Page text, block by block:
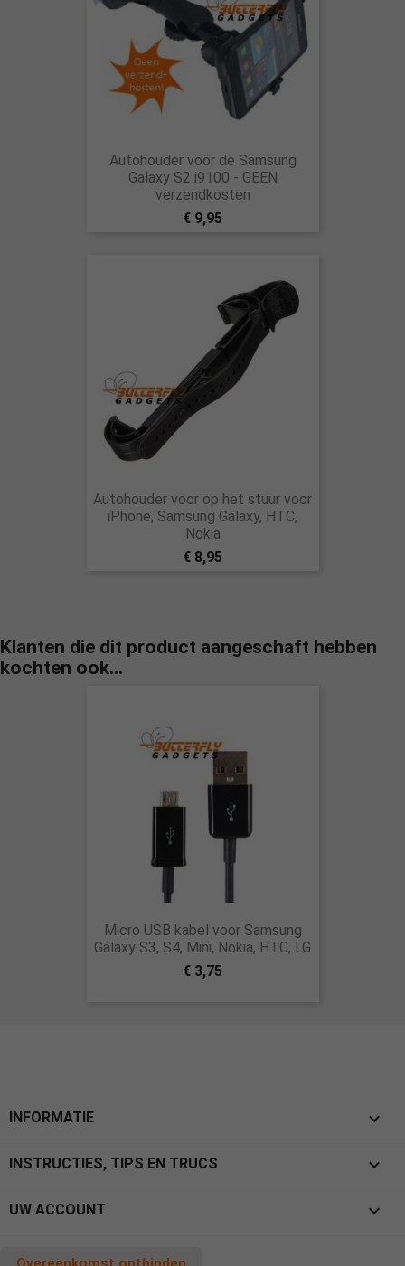
Autohouder voor de Samsung
Galaxy S2 i9100 - GEEN
verzendkosten
€ 9,95
Autohouder voor op het stuur voor
iPhone, Samsung Galaxy, HTC,
Nokia
€ 8,95
Klanten die dit product aangeschaft hebben
kochten ook...
Micro USB kabel voor Samsung
Galaxy S3, S4, Mini, Nokia, HTC, LG
€ 3,75
INFORMATIE 
INSTRUCTIES, TIPS EN TRUCS 
UW ACCOUNT 